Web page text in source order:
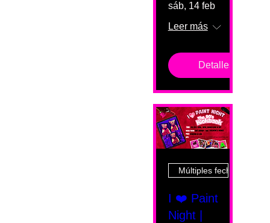
sáb, 14 feb
Leer más
Detalles
Múltiples fechas
I ❤️ Paint
Night |